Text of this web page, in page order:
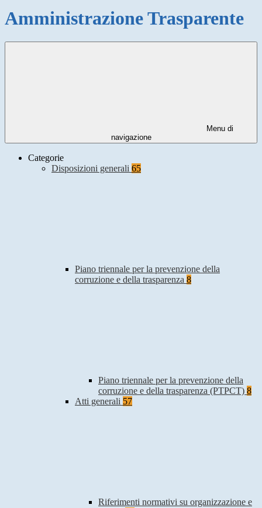
Amministrazione Trasparente
Menu di
navigazione
Categorie
Disposizioni generali 65
Piano triennale per la prevenzione della
corruzione e della trasparenza 8
Piano triennale per la prevenzione della
corruzione e della trasparenza (PTPCT) 8
Atti generali 57
Riferimenti normativi su organizzazione e